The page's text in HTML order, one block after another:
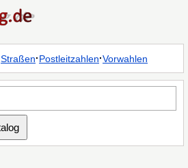
Straßen·Postleitzahlen·Vorwahlen